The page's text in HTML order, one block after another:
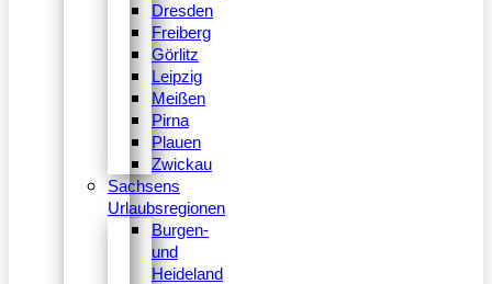
Dresden
Freiberg
Görlitz
Leipzig
Meißen
Pirna
Plauen
Zwickau
Sachsens
Urlaubsregionen
Burgen-
und
Heideland